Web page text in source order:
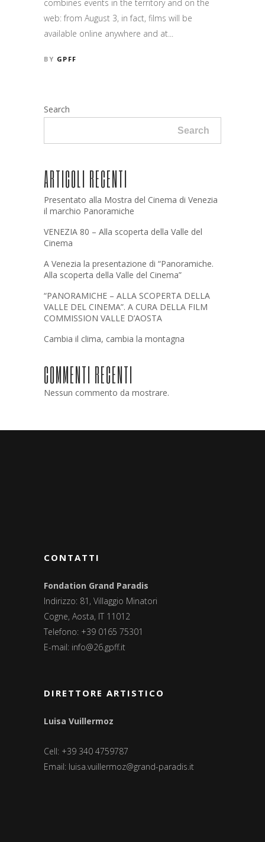
combines events in the territory and on the
web: from August 3, in fact, films will be
available online anywhere and at...
BY GPFF
Search
Search
ARTICOLI RECENTI
Presentato alla Mostra del Cinema di Venezia
il marchio Panoramiche
VENEZIA 80 – Alla scoperta della Valle del
Cinema
A Venezia la presentazione di “Panoramiche.
Alla scoperta della Valle del Cinema”
“PANORAMICHE – ALLA SCOPERTA DELLA
VALLE DEL CINEMA”. A CURA DELLA FILM
COMMISSION VALLE D’AOSTA
Cambia il clima, cambia la montagna
COMMENTI RECENTI
Nessun commento da mostrare.
CONTATTI
Fondation Grand Paradis
Indirizzo: 81, Villaggio Minatori
Cogne, Aosta, IT 11012
Telefono: +39 0165 75301
E-mail: info@26.gpff.it
DIRETTORE ARTISTICO
Luisa Vuillermoz
Cell: +39 340 4759787
Email: luisa.vuillermoz@grand-paradis.it